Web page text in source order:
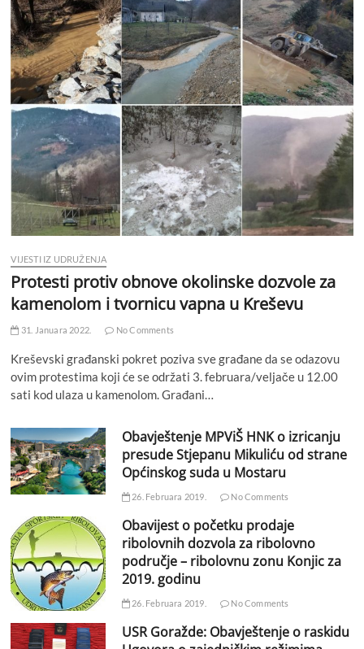
VIJESTI IZ UDRUŽENJA
Protesti protiv obnove okolinske dozvole za
kamenolom i tvornicu vapna u Kreševu
31. Januara 2022. No Comments
Kreševski građanski pokret poziva sve građane da se odazovu
ovim protestima koji će se održati 3. februara/veljače u 12.00
sati kod ulaza u kamenolom. Građani…
Obavještenje MPViŠ HNK o izricanju
presude Stjepanu Mikuliću od strane
Općinskog suda u Mostaru
26. Februara 2019. No Comments
Obavijest o početku prodaje
ribolovnih dozvola za ribolovno
područje – ribolovnu zonu Konjic za
2019. godinu
26. Februara 2019. No Comments
USR Goražde: Obavještenje o raskidu